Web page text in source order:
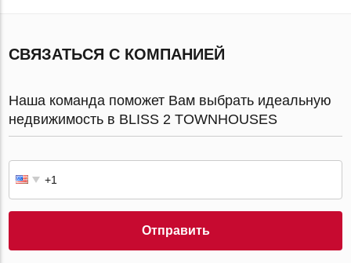
СВЯЗАТЬСЯ С КОМПАНИЕЙ
Наша команда поможет Вам выбрать идеальную
недвижимость в BLISS 2 TOWNHOUSES
Отправить